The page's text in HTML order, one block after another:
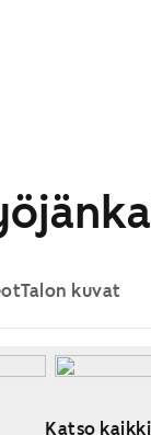
Talon kuvat
Katso